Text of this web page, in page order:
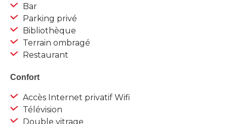
Bar
Parking privé
Bibliothèque
Terrain ombragé
Restaurant
Confort
Accès Internet privatif Wifi
Télévision
Double vitrage